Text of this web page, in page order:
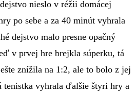
nieslo v réžii domácej
po sebe a za 40 minút vyhrala
dejstvo malo presne opačný
v prvej hre brejkla súperku, tá
znížila na 1:2, ale to bolo z jej
tenistka vyhrala ďalšie štyri hry a